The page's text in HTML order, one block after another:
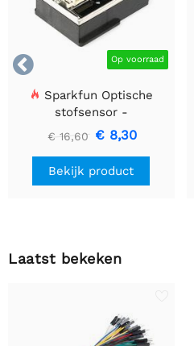
 Op voorraad
Sparkfun Optische
stofsensor -
GP2Y1010AU0F
€ 16,60 € 8,30
Bekijk product
Laatst bekeken